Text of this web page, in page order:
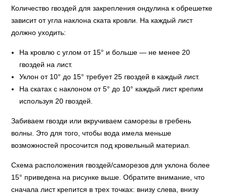
Количество гвоздей для закрепления ондулина к обрешетке
зависит от угла наклона ската кровли. На каждый лист
должно уходить:
На кровлю с углом от 15° и больше — не менее 20
гвоздей на лист.
Уклон от 10° до 15° требует 25 гвоздей в каждый лист.
На скатах с наклоном от 5° до 10° каждый лист крепим
используя 20 гвоздей.
Забиваем гвозди или вкручиваем саморезы в гребень
волны. Это для того, чтобы вода имела меньше
возможностей просочится под кровельный материал.
Схема расположения гвоздей/саморезов для уклона более
15° приведена на рисунке выше. Обратите внимание, что
сначала лист крепится в трех точках: внизу слева, внизу